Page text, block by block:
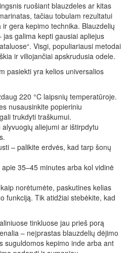
ruošiant blauzdeles ar kitas
tačiau tobulam rezultatui
gera kepimo technika. Blauzdelių
galima kepti gausiai apliejus
Visgi, populiariausi metodai
ir viliojančiai apskrudusia odele.
pasiekti yra kelios universalios
220 °C laipsnių temperatūroje.
nusausinkite popieriniu
trukdyti traškumui.
aliejumi ar ištirpdytu
– palikite erdvės, kad tarp šonų
35–45 minutes arba kol vidinė
norėtumėte, paskutines kelias
funkciją. Tik atidžiai stebėkite, kad
tinkluose jau prieš porą
– neįprastas blauzdelių dėjimo
suguldomos kepimo inde arba ant